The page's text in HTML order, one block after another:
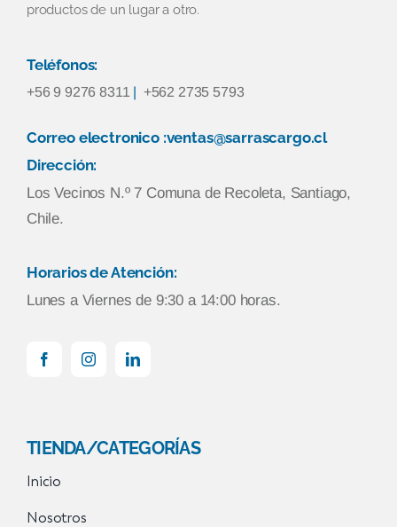
productos de un lugar a otro.
Teléfonos:
+56 9 9276 8311 | +562 2735 5793
Correo electronico :ventas@sarrascargo.cl
Dirección:
Los Vecinos N.º 7 Comuna de Recoleta, Santiago,
Chile.
Horarios de Atención:
Lunes a Viernes de 9:30 a 14:00 horas.
TIENDA/CATEGORÍAS
Inicio
Nosotros